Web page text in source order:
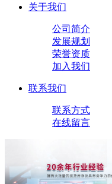
关于我们
公司简介
发展规划
荣誉资质
加入我们
联系我们
联系方式
在线留言